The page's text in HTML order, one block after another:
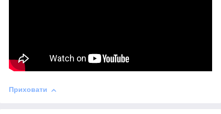
Приховати